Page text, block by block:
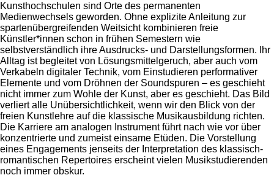
Kunsthochschulen sind Orte des permanenten
Medienwechsels geworden. Ohne explizite Anleitung zur
spartenübergreifenden Weitsicht kombinieren freie
Künstler*innen schon in frühen Semestern wie
selbstverständlich ihre Ausdrucks- und Darstellungsformen. Ihr
Alltag ist begleitet von Lösungsmittelgeruch, aber auch vom
Verkabeln digitaler Technik, vom Einstudieren performativer
Elemente und vom Dröhnen der Soundspuren – es geschieht
nicht immer zum Wohle der Kunst, aber es geschieht. Das Bild
verliert alle Unübersichtlichkeit, wenn wir den Blick von der
freien Kunstlehre auf die klassische Musikausbildung richten.
Die Karriere am analogen Instrument führt nach wie vor über
konzentrierte und zumeist einsame Etüden. Die Vorstellung
eines Engagements jenseits der Interpretation des klassisch-
romantischen Repertoires erscheint vielen Musikstudierenden
noch immer obskur.